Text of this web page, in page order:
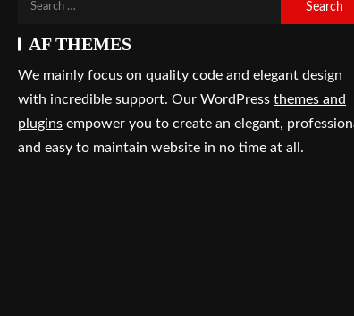
AF THEMES
We mainly focus on quality code and elegant design
with incredible support. Our WordPress themes and
plugins empower you to create an elegant,
and easy to maintain website in no time at all.